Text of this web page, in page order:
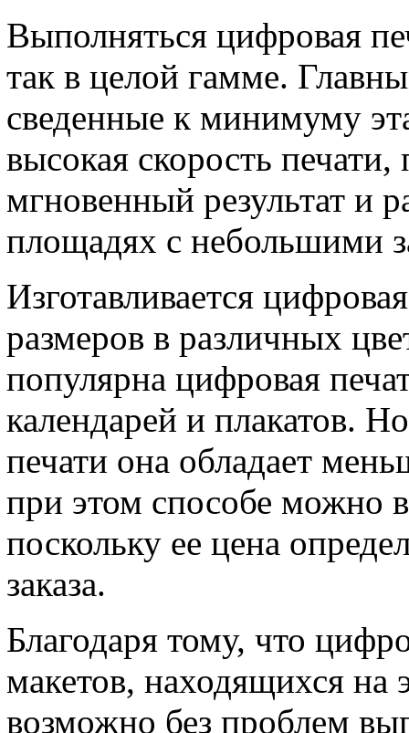
Выполняться цифровая
так в целой гамме.
сведенные к минимуму
высокая скорость
мгновенный результат и
площадях с небольшими
Изготавливается
размеров в различных
популярна цифровая
календарей и плакатов.
печати она обладает
при этом способе можно
поскольку ее цена
заказа.
Благодаря тому, что
макетов, находящихся на
возможно без проблем